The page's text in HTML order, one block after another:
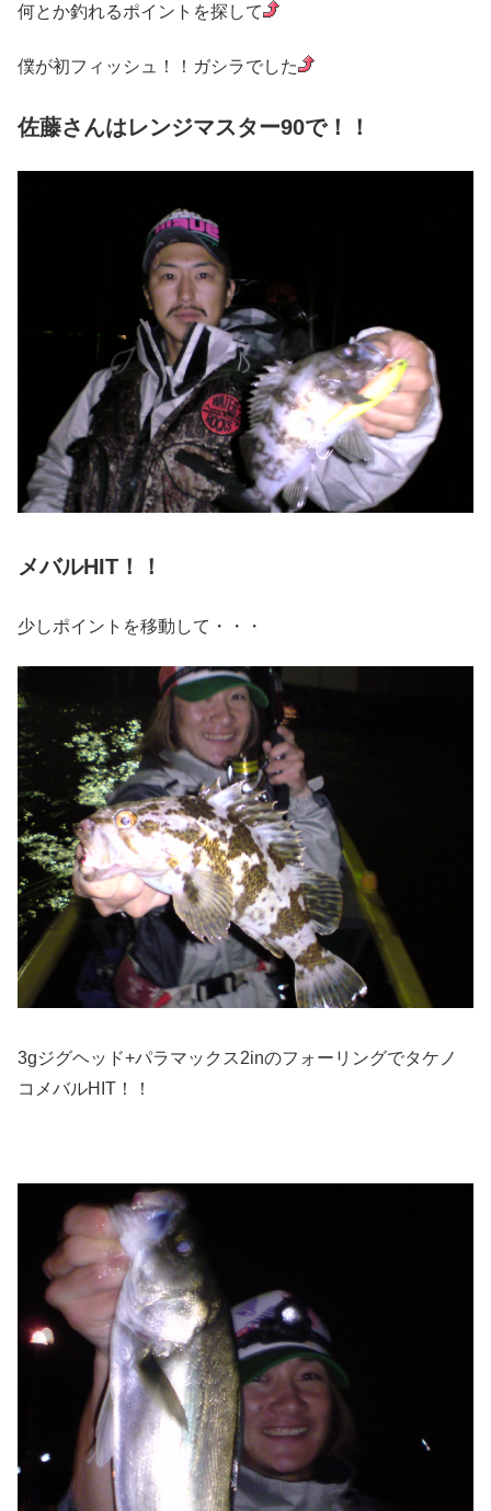
何とか釣れるポイントを探して
僕が初フィッシュ！！ガシラでした
佐藤さんはレンジマスター90で！！
メバルHIT！！
少しポイントを移動して・・・
3gジグヘッド+パラマックス2inのフォーリングでタケノ
コメバルHIT！！